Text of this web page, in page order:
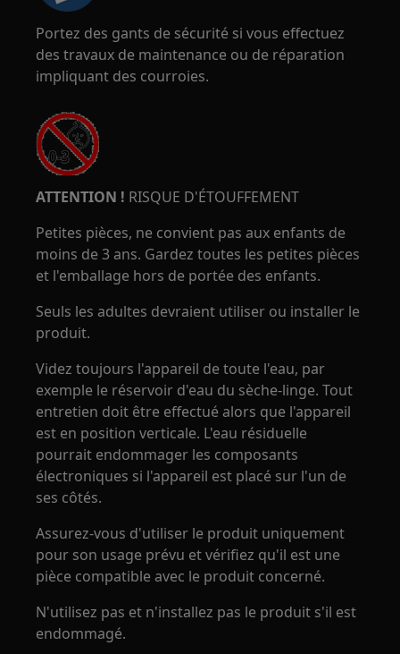
Portez des gants de sécurité si vous effectuez
des travaux de maintenance ou de réparation
impliquant des courroies.
ATTENTION ! RISQUE D'ÉTOUFFEMENT
Petites pièces, ne convient pas aux enfants de
moins de 3 ans. Gardez toutes les petites pièces
et l'emballage hors de portée des enfants.
Seuls les adultes devraient utiliser ou installer le
produit.
Videz toujours l'appareil de toute l'eau, par
exemple le réservoir d'eau du sèche-linge. Tout
entretien doit être effectué alors que l'appareil
est en position verticale. L'eau résiduelle
pourrait endommager les composants
électroniques si l'appareil est placé sur l'un de
ses côtés.
Assurez-vous d'utiliser le produit uniquement
pour son usage prévu et vérifiez qu'il est une
pièce compatible avec le produit concerné.
N'utilisez pas et n'installez pas le produit s'il est
endommagé.